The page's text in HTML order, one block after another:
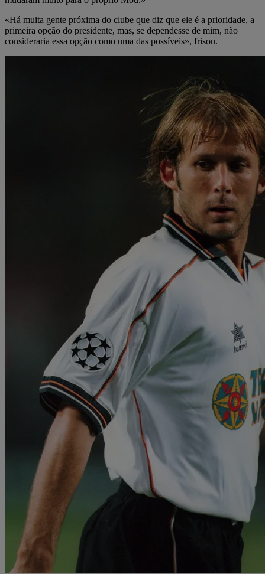
«Há muita gente próxima do clube que diz que ele é a prioridade, a
primeira opção do presidente, mas, se dependesse de mim, não
consideraria essa opção como uma das possíveis», frisou.